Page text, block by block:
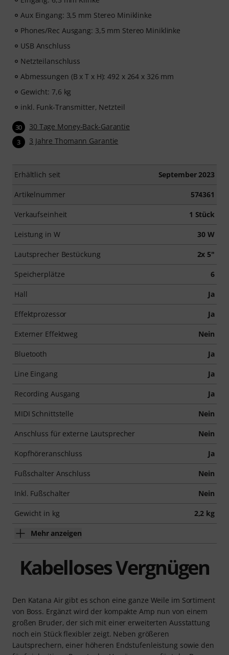
Aux Eingang: 3,5 mm Stereo Miniklinke
Phones/Rec Ausgang: 3,5 mm Stereo Miniklinke
USB Anschluss
Netzteilanschluss
Abmessungen (B x T x H): 492 x 264 x 326 mm
Gewicht: 7,6 kg
inkl. Funk-Transmitter, Netzteil
30 30 Tage Money-Back-Garantie
3 3 Jahre Thomann Garantie
Erhältlich seit September 2023
Artikelnummer 574361
Verkaufseinheit 1 Stück
Leistung in W 30 W
Lautsprecher Bestückung 2x 5"
Speicherplätze 6
Hall Ja
Effektprozessor Ja
Externer Effektweg Nein
Bluetooth Ja
Line Eingang Ja
Recording Ausgang Ja
MIDI Schnittstelle Nein
Anschluss für externe Lautsprecher Nein
Kopfhöreranschluss Ja
Fußschalter Anschluss Nein
Inkl. Fußschalter Nein
Gewicht in kg 2,2 kg
Mehr anzeigen
Kabelloses Vergnügen
Den Katana Air gibt es schon eine ganze Weile im Sortiment
von Boss. Ergänzt wird der kompakte Amp nun von einem
großen Bruder, der sich mit einer erweiterten Ausstattung
noch ein Stück flexibler zeigt. Neben größeren
Lautsprechern, einer höheren Endstufenleistung sowie den